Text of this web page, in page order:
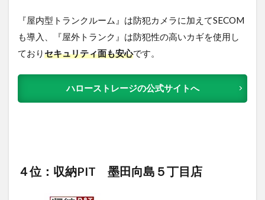
『屋内型トランクルーム』は防犯カメラに加えてSECOM
も導入、『屋外トランク』は防犯性の高いカギを使用し
ておりセキュリティ面も安心です。
ハローストレージの公式サイトへ
４位：収納PIT 墨田向島５丁目店